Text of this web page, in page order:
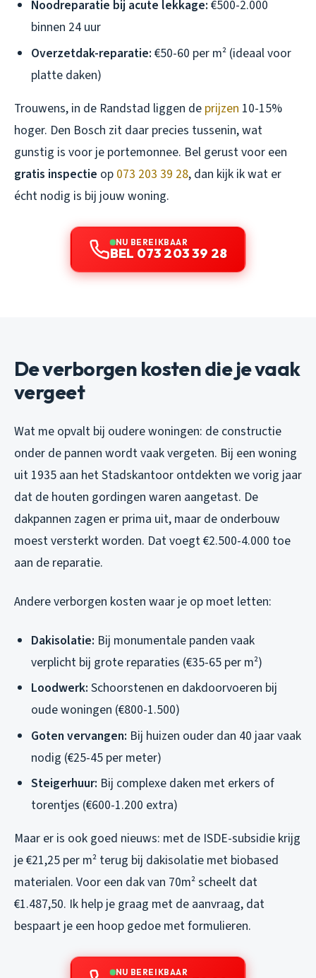
Noodreparatie bij acute lekkage: €500-2.000
binnen 24 uur
Overzetdak-reparatie: €50-60 per m² (ideaal voor
platte daken)
Trouwens, in de Randstad liggen de prijzen 10-15%
hoger. Den Bosch zit daar precies tussenin, wat
gunstig is voor je portemonnee. Bel gerust voor een
gratis inspectie op 073 203 39 28, dan kijk ik wat er
écht nodig is bij jouw woning.
NU BEREIKBAAR
BEL 073 203 39 28
De verborgen kosten die je vaak
vergeet
Wat me opvalt bij oudere woningen: de constructie
onder de pannen wordt vaak vergeten. Bij een woning
uit 1935 aan het Stadskantoor ontdekten we vorig jaar
dat de houten gordingen waren aangetast. De
dakpannen zagen er prima uit, maar de onderbouw
moest versterkt worden. Dat voegt €2.500-4.000 toe
aan de reparatie.
Andere verborgen kosten waar je op moet letten:
Dakisolatie: Bij monumentale panden vaak
verplicht bij grote reparaties (€35-65 per m²)
Loodwerk: Schoorstenen en dakdoorvoeren bij
oude woningen (€800-1.500)
Goten vervangen: Bij huizen ouder dan 40 jaar vaak
nodig (€25-45 per meter)
Steigerhuur: Bij complexe daken met erkers of
torentjes (€600-1.200 extra)
Maar er is ook goed nieuws: met de ISDE-subsidie krijg
je €21,25 per m² terug bij dakisolatie met biobased
materialen. Voor een dak van 70m² scheelt dat
€1.487,50. Ik help je graag met de aanvraag, dat
bespaart je een hoop gedoe met formulieren.
NU BEREIKBAAR